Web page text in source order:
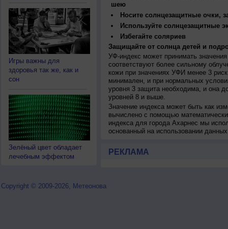
Игры важны для
здоровья так же, как и
сон
Зелёный цвет обладает
лечебным эффектом
шею
Носите солнцезащитные очки,
Используйте солнцезащитные
Избегайте соляриев
Защищайте от солнца детей и
УФ-индекс может принимать
соответствуют более сильному
кожи при значениях УФИ менее 3
минимален, и при нормальных
уровня 3 защита необходима, и она
уровней 8 и выше.
Значение индекса может быть как
вычислено с помощью
индекса для города Ахарнес мы
основанный на использовании
РЕКЛАМА
Copyright © 2009-2026, Метеонова